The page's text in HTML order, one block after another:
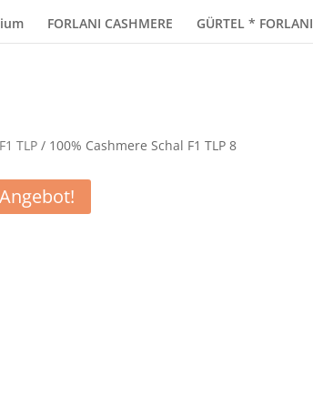
FORLANI CASHMERE GÜRTEL * FORLANI
F1 TLP / 100% Cashmere Schal F1 TLP 8
Angebot!